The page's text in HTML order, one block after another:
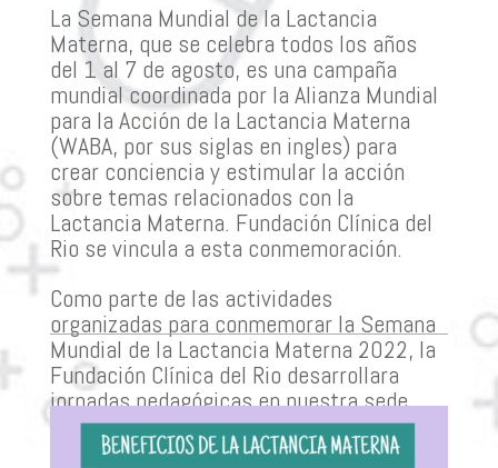
La Semana Mundial de la Lactancia
Materna, que se celebra todos los años
del 1 al 7 de agosto, es una campaña
mundial coordinada por la Alianza Mundial
para la Acción de la Lactancia Materna
(WABA, por sus siglas en ingles) para
crear conciencia y estimular la acción
sobre temas relacionados con la
Lactancia Materna. Fundación Clínica del
Rio se vincula a esta conmemoración.
Como parte de las actividades
organizadas para conmemorar la Semana
Mundial de la Lactancia Materna 2022, la
Fundación Clínica del Rio desarrollara
jornadas pedagógicas en nuestra sede
hospitalaria y Programa Materno
Perinatal.